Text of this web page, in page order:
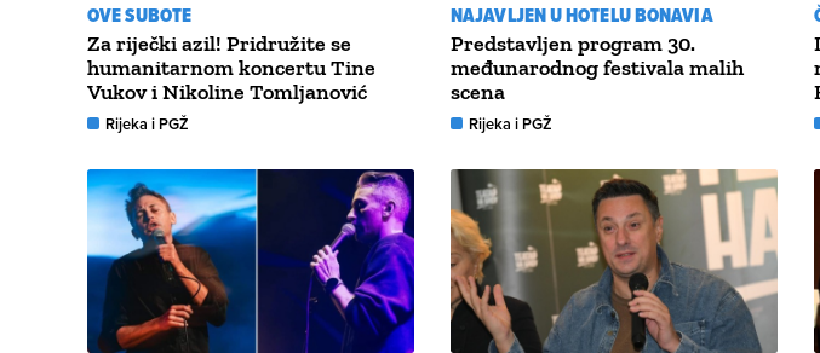
OVE SUBOTE
Za riječki azil! Pridružite se
humanitarnom koncertu Tine
Vukov i Nikoline Tomljanović
Rijeka i PGŽ
NAJAVLJEN U HOTELU BONAVIA
Predstavljen program 30.
međunarodnog festivala malih
scena
Rijeka i PGŽ